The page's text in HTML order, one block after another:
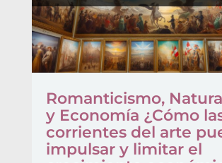
Romanticismo,
y Economía ¿Cómo
corrientes del arte
impulsar y limitar el